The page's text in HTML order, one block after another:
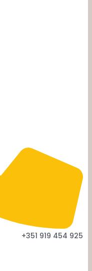
+351 919 454 925